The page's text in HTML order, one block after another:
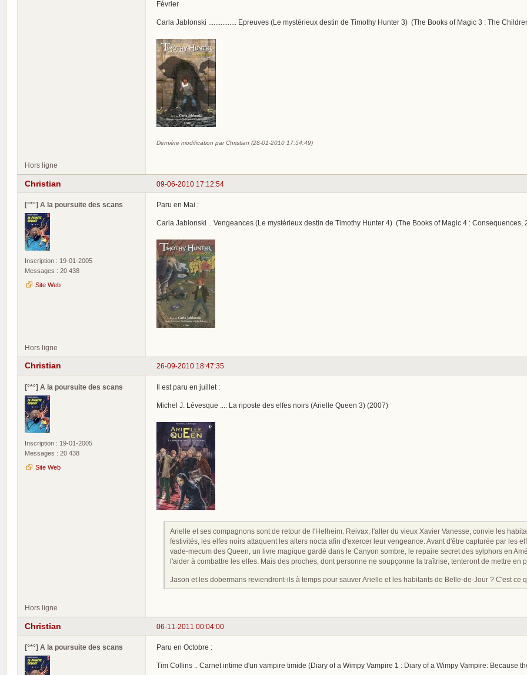
Février
Carla Jablonski ................ Epreuves (Le mystérieux destin de Timothy Hunter 3) (The Books of Magic 3 : The
Dernière modification par Christian (28-01-2010 17:54:49)
Hors ligne
09-06-2010 17:12:54
Christian
[°*°] A la poursuite des scans
Inscription : 19-01-2005
Messages : 20 438
Site Web
Paru en Mai :
Carla Jablonski .. Vengeances (Le mystérieux destin de Timothy Hunter 4) (The Books of Magic 4 : Consequences,
Hors ligne
26-09-2010 18:47:35
Christian
[°*°] A la poursuite des scans
Inscription : 19-01-2005
Messages : 20 438
Site Web
Il est paru en juillet :
Michel J. Lévesque .... La riposte des elfes noirs (Arielle Queen 3) (2007)
Arielle et ses compagnons sont de retour de l'Helheim. Reivax, l'alter du vieux Xavier Vanesse, convie les
festivités, les elfes noirs attaquent les alters nocta afin d'exercer leur vengeance. Avant d'être capturée par les
vade-mecum des Queen, un livre magique gardé dans le Canyon sombre, le repaire secret des sylphors en
l'aider à combattre les elfes. Mais des proches, dont personne ne soupçonne la traîtrise, tenteront de mettre en
Jason et les dobermans reviendront-ils à temps pour sauver Arielle et les habitants de Belle-de-Jour ? C'est
Hors ligne
06-11-2011 00:04:00
Christian
[°*°] A la poursuite des scans Paru en Octobre :
Tim Collins .. Carnet intime d'un vampire timide (Diary of a Wimpy Vampire 1 : Diary of a Wimpy Vampire: Because